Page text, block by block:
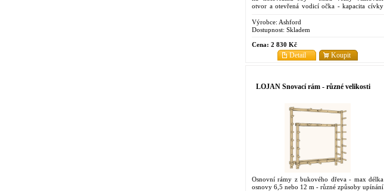
otvor a otevřená vodicí očka - kapacita cívky
Výrobce: Ashford
Dostupnost: Skladem
Cena: 2 830 Kč
Koupit
Detail
LOJAN Snovací rám - různé velikosti
Osnovní rámy z bukového dřeva - max délka
osnovy 6,5 nebo 12 m - různé způsoby upínání